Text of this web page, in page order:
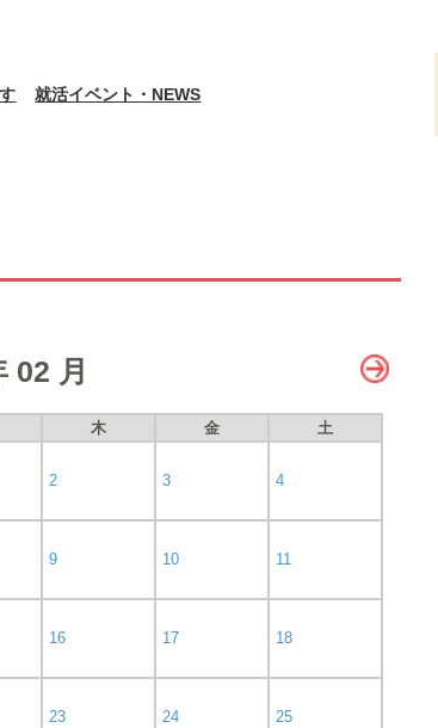
就活イベント・NEWS
02 月
木 金 土
2 3 4
9 10 11
16 17 18
23 24 25